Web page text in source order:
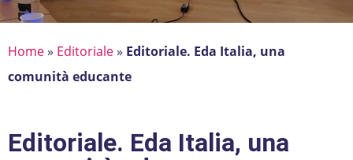
Home» Editoriale» Editoriale. Eda Italia, una
comunità educante
Editoriale. Eda Italia, una